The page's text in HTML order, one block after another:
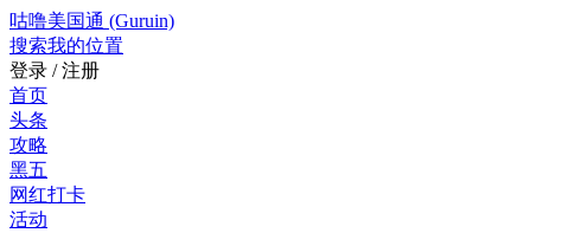
咕噜美国通 (Guruin)
搜索我的位置
登录 / 注册
首页
头条
攻略
黑五
网红打卡
活动